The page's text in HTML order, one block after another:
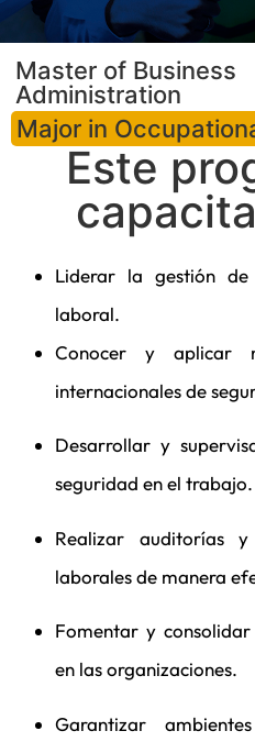
Master of Business
Administration
Major in
Este
Liderar la gestión
laboral.
Conocer y aplicar
internacionales de
Desarrollar y
seguridad en el trabajo.
Realizar auditorías
laborales de manera
Fomentar y
en las organizaciones.
Garantizar